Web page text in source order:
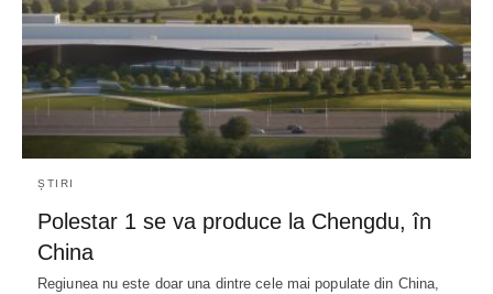
ȘTIRI
Polestar 1 se va produce la Chengdu, în
China
Regiunea nu este doar una dintre cele mai populate din China,